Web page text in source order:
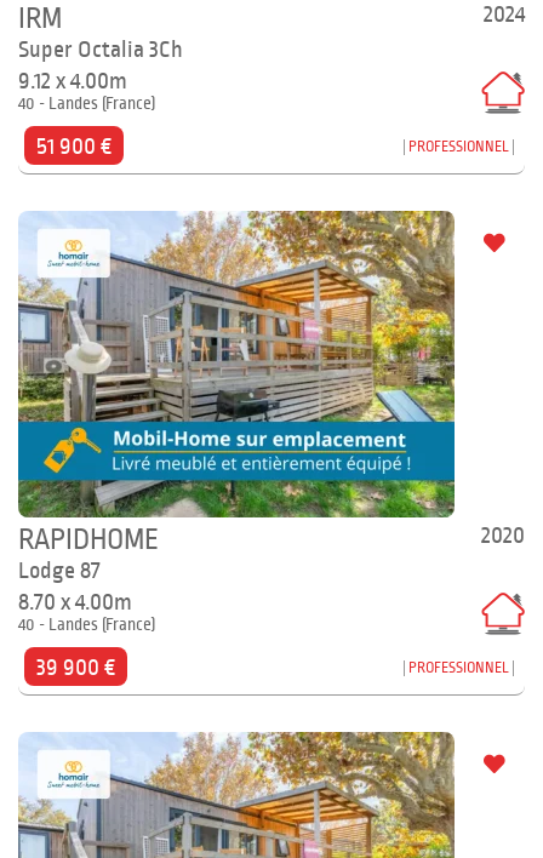
2024
IRM
Super Octalia 3Ch
9.12 x 4.00m
40 - Landes (France)
51 900 € PROFESSIONNEL
2020
RAPIDHOME
Lodge 87
8.70 x 4.00m
40 - Landes (France)
39 900 € PROFESSIONNEL